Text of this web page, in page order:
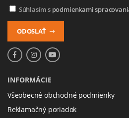
Súhlasím s podmienkami
ODOSLAŤ
INFORMÁCIE
Všeobecné obchodné podmienky
Reklamačný poriadok